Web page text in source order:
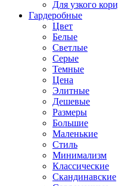
Для узкого
Гардеробные
Цвет
Белые
Светлые
Серые
Темные
Цена
Элитные
Дешевые
Размеры
Большие
Маленькие
Стиль
Минимализм
Классические
Скандинавские